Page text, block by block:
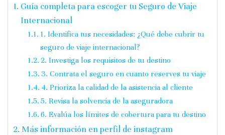
Guía completa para escoger tu Seguro de Viaje
Internacional
1. Identifica tus necesidades: ¿Qué debe cubrir tu
seguro de viaje internacional?
2. Investiga los requisitos de tu destino
3. Contrata el seguro en cuanto reserves tu viaje
4. Prioriza la calidad de la asistencia al cliente
5. Revisa la solvencia de la aseguradora
6. Evalúa los límites de cobertura para tu destino
Más información en perfil de instagram